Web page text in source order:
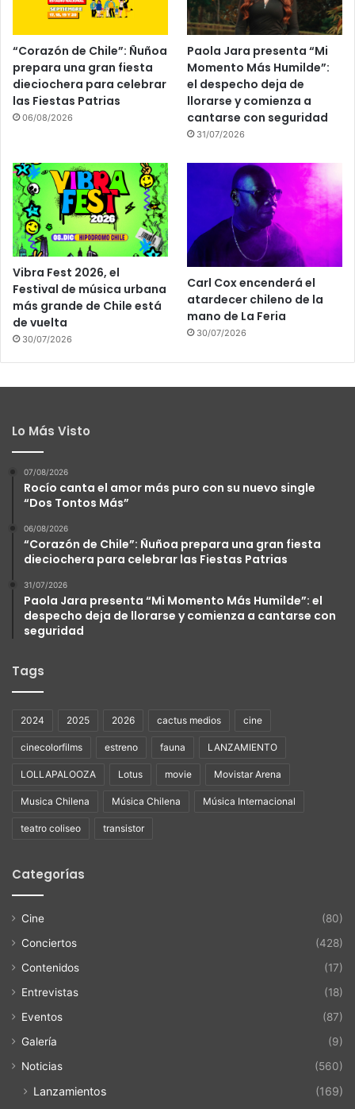
“Corazón de Chile”: Ñuñoa
prepara una gran fiesta
dieciochera para celebrar
las Fiestas Patrias
06/08/2026
Paola Jara presenta “Mi
Momento Más Humilde”:
el despecho deja de
llorarse y comienza a
cantarse con seguridad
31/07/2026
Vibra Fest 2026, el
Festival de música urbana
más grande de Chile está
de vuelta
30/07/2026
Carl Cox encenderá el
atardecer chileno de la
mano de La Feria
30/07/2026
Lo Más Visto
07/08/2026
Rocío canta el amor más puro con su nuevo single
“Dos Tontos Más”
06/08/2026
“Corazón de Chile”: Ñuñoa prepara una gran fiesta
dieciochera para celebrar las Fiestas Patrias
31/07/2026
Paola Jara presenta “Mi Momento Más Humilde”: el
despecho deja de llorarse y comienza a cantarse con
seguridad
Tags
2024 2025 2026 cactus medios cine
cinecolorfilms estreno fauna LANZAMIENTO
LOLLAPALOOZA Lotus movie Movistar Arena
Musica Chilena Música Chilena Música Internacional
teatro coliseo transistor
Categorías
Cine
(80)
Conciertos
(428)
Contenidos
(17)
Entrevistas
(18)
Eventos
(87)
Galería
(9)
Noticias
(560)
Lanzamientos
(169)